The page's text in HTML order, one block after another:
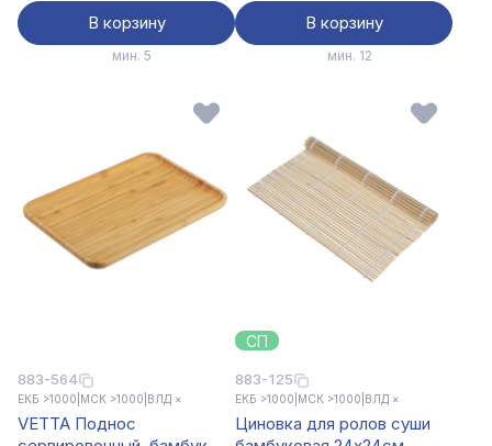
В корзину
мин. 5
В корзину
мин. 12
883-564
ЕКБ >1000 МСК >1000 ВЛД ×
VETTA Поднос
СП
883-125
ЕКБ >1000 МСК >1000 ВЛД ×
Циновка для ролов суши